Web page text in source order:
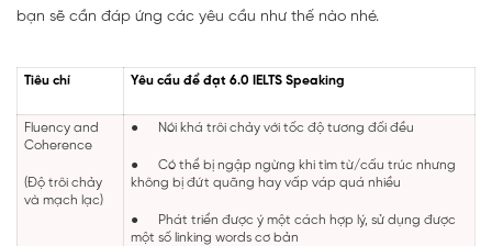
bạn sẽ cần đáp ứng các yêu cầu như thế nào nhé.
Tiêu chí Yêu cầu để đạt 6.0 IELTS Speaking
Fluency and
Coherence
(Độ trôi chảy
và mạch lạc)
● Nói khá trôi chảy với tốc độ tương đối đều
● Có thể bị ngập ngừng khi tìm từ/cấu trúc nhưng
không bị đứt quãng hay vấp váp quá nhiều
● Phát triển được ý một cách hợp lý, sử dụng được
một số linking words cơ bản